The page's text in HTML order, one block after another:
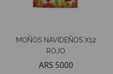
MOÑOS NAVIDEÑOS X12
ROJO
ARS 5000